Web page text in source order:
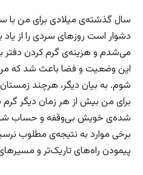
دشوار است روزهای سردی را از یاد
می‌شدم و هزینه‌ی گرم کردن دفتر
این وضعیت و فضا باعث شد که من
شوم. به بیان دیگر، هرچند زمستان
برای من بیش از هر زمان دیگر
شده‌ی خویش بی‌وقفه و حساب
برخی موارد به نتیجه‌ی مطلوب
پیمودن راه‌های تاریک‌تر و مسیرهای